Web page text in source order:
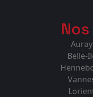
Belle-